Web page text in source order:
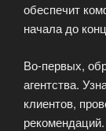
обеспечит
начала до
Во-первых,
агентства.
клиентов,